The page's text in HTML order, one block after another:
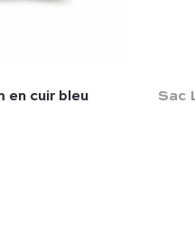
en cuir bleu Sac